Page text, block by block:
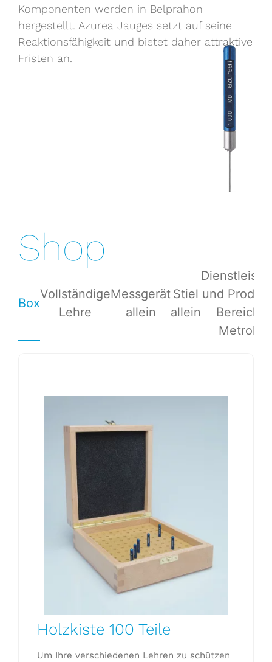
Komponenten werden in Belprahon
hergestellt. Azurea Jauges setzt auf seine
Reaktionsfähigkeit und bietet daher attraktive
Fristen an.
Shop
Box
Vollständige
Lehre
Messgerät
allein
Stiel
allein
und
Bereich
Holzkiste 100 Teile
Um Ihre verschiedenen Lehren zu schützen